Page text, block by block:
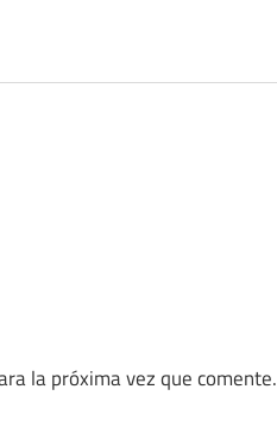
la próxima vez que comente.